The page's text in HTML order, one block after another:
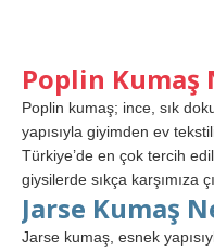
Poplin Kumaş
Poplin kumaş; ince, sık
yapısıyla giyimden ev
Türkiye’de en çok tercih
giysilerde sıkça karşımıza
Jarse Kumaş
Jarse kumaş, esnek